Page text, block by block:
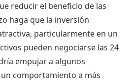
reducir el beneficio de las
haga que la inversión
particularmente en un
pueden negociarse las 24
empujar a algunos
comportamiento a más